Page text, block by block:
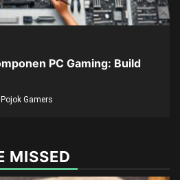
PC Gaming: Build
Gamers
MISSED